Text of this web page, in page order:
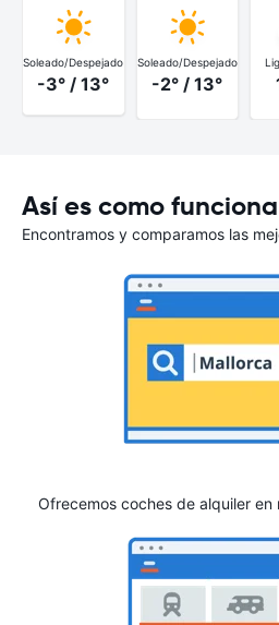
Soleado/Despejado
-3° / 13°
Soleado/Despejado
-2° / 13°
Así es como funciona
Encontramos y comparamos las
Ofrecemos coches de alquiler en